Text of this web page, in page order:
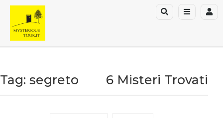
Tag: segreto 6 Misteri Trovati